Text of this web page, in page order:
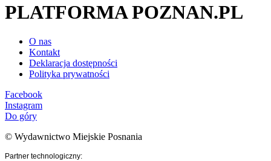
PLATFORMA POZNAN.PL
O nas
Kontakt
Deklaracja dostępności
Polityka prywatności
Facebook
Instagram
Do góry
© Wydawnictwo Miejskie Posnania
Partner technologiczny: